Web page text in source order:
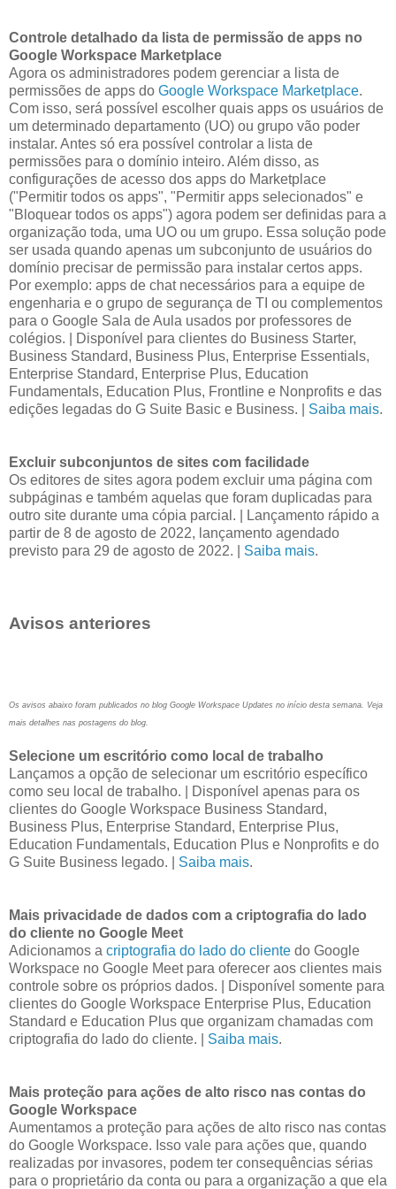
Controle detalhado da lista de permissão de apps no
Google Workspace Marketplace
Agora os administradores podem gerenciar a lista de
permissões de apps do Google Workspace Marketplace.
Com isso, será possível escolher quais apps os usuários de
um determinado departamento (UO) ou grupo vão poder
instalar. Antes só era possível controlar a lista de
permissões para o domínio inteiro. Além disso, as
configurações de acesso dos apps do Marketplace
("Permitir todos os apps", "Permitir apps selecionados" e
"Bloquear todos os apps") agora podem ser definidas para a
organização toda, uma UO ou um grupo. Essa solução pode
ser usada quando apenas um subconjunto de usuários do
domínio precisar de permissão para instalar certos apps.
Por exemplo: apps de chat necessários para a equipe de
engenharia e o grupo de segurança de TI ou complementos
para o Google Sala de Aula usados por professores de
colégios. | Disponível para clientes do Business Starter,
Business Standard, Business Plus, Enterprise Essentials,
Enterprise Standard, Enterprise Plus, Education
Fundamentals, Education Plus, Frontline e Nonprofits e das
edições legadas do G Suite Basic e Business. | Saiba mais.
Excluir subconjuntos de sites com facilidade
Os editores de sites agora podem excluir uma página com
subpáginas e também aquelas que foram duplicadas para
outro site durante uma cópia parcial. | Lançamento rápido a
partir de 8 de agosto de 2022, lançamento agendado
previsto para 29 de agosto de 2022. | Saiba mais.
Avisos anteriores
Os avisos abaixo foram publicados no blog Google Workspace Updates no início desta semana. Veja
mais detalhes nas postagens do blog.
Selecione um escritório como local de trabalho
Lançamos a opção de selecionar um escritório específico
como seu local de trabalho. | Disponível apenas para os
clientes do Google Workspace Business Standard,
Business Plus, Enterprise Standard, Enterprise Plus,
Education Fundamentals, Education Plus e Nonprofits e do
G Suite Business legado. | Saiba mais.
Mais privacidade de dados com a criptografia do lado
do cliente no Google Meet
Adicionamos a criptografia do lado do cliente do Google
Workspace no Google Meet para oferecer aos clientes mais
controle sobre os próprios dados. | Disponível somente para
clientes do Google Workspace Enterprise Plus, Education
Standard e Education Plus que organizam chamadas com
criptografia do lado do cliente. | Saiba mais.
Mais proteção para ações de alto risco nas contas do
Google Workspace
Aumentamos a proteção para ações de alto risco nas contas
do Google Workspace. Isso vale para ações que, quando
realizadas por invasores, podem ter consequências sérias
para o proprietário da conta ou para a organização a que ela